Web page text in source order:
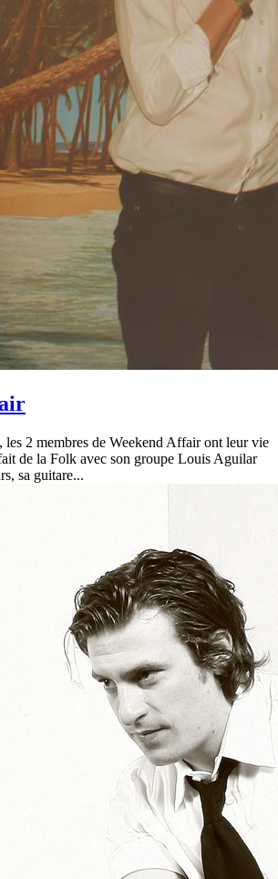
2 membres de Weekend Affair ont leur vie
de la Folk avec son groupe Louis Aguilar
sa guitare...